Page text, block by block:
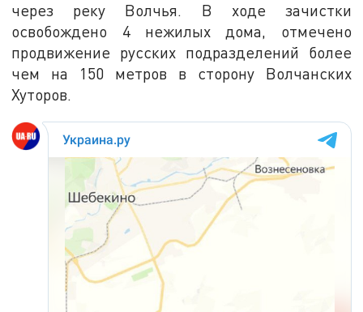
через реку Волчья. В ходе зачистки
освобождено 4 нежилых дома, отмечено
продвижение русских подразделений более
чем на 150 метров в сторону Волчанских
Хуторов.